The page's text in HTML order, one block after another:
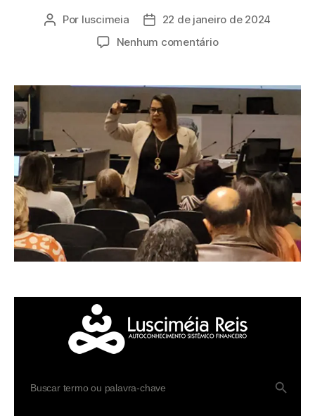
Por luscimeia
22 de janeiro de 2024
Nenhum comentário
for: